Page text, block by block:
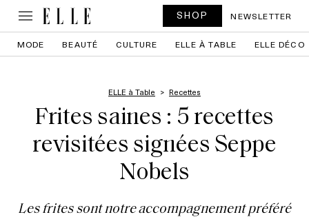
SHOP NEWSLETTER
MODE BEAUTÉ CULTURE ELLE À TABLE ELLE DÉCO
ELLE à Table Recettes
Frites saines : 5 recettes
revisitées signées Seppe
Nobels
Les frites sont notre accompagnement préféré